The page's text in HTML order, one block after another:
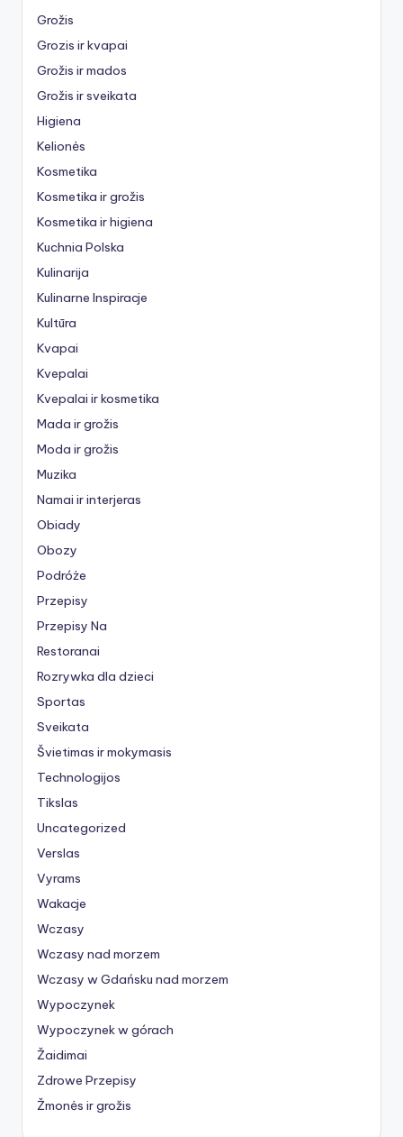
Grožis
Grozis ir kvapai
Grožis ir mados
Grožis ir sveikata
Higiena
Kelionės
Kosmetika
Kosmetika ir grožis
Kosmetika ir higiena
Kuchnia Polska
Kulinarija
Kulinarne Inspiracje
Kultūra
Kvapai
Kvepalai
Kvepalai ir kosmetika
Mada ir grožis
Moda ir grožis
Muzika
Namai ir interjeras
Obiady
Obozy
Podróże
Przepisy
Przepisy Na
Restoranai
Rozrywka dla dzieci
Sportas
Sveikata
Švietimas ir mokymasis
Technologijos
Tikslas
Uncategorized
Verslas
Vyrams
Wakacje
Wczasy
Wczasy nad morzem
Wczasy w Gdańsku nad morzem
Wypoczynek
Wypoczynek w górach
Žaidimai
Zdrowe Przepisy
Žmonės ir grožis